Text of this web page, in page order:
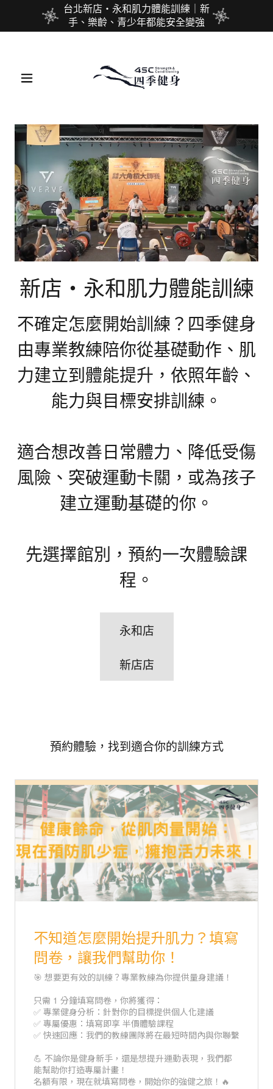
台北新店・永和肌力體能訓練｜新
手、樂齡、青少年都能安全變強
新店・永和肌力體能訓練
不確定怎麼開始訓練？四季健身
由專業教練陪你從基礎動作、肌
力建立到體能提升，依照年齡、
能力與目標安排訓練。
適合想改善日常體力、降低受傷
風險、突破運動卡關，或為孩子
建立運動基礎的你。
先選擇館別，預約一次體驗課
程。
永和店
新店店
預約體驗，找到適合你的訓練方式